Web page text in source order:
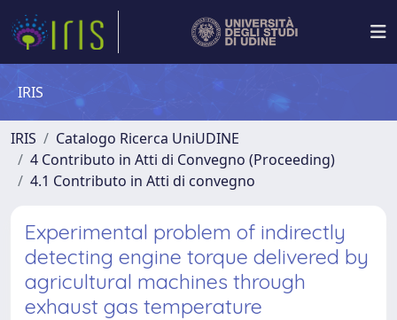
IRIS
IRIS
Catalogo Ricerca UniUDINE
4 Contributo in Atti di Convegno (Proceeding)
4.1 Contributo in Atti di convegno
Experimental problem of indirectly
detecting engine torque delivered by
agricultural machines through
exhaust gas temperature